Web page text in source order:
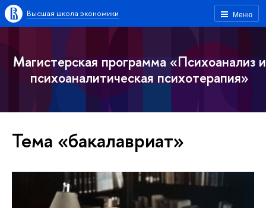
Меню
Высшая школа экономики
Магистерская программа «Психоанализ и
психоаналитическая психотерапия»
Тема «бакалавриат»